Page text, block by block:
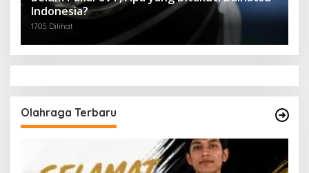
Indonesia?
1705 Dilihat
Olahraga Terbaru